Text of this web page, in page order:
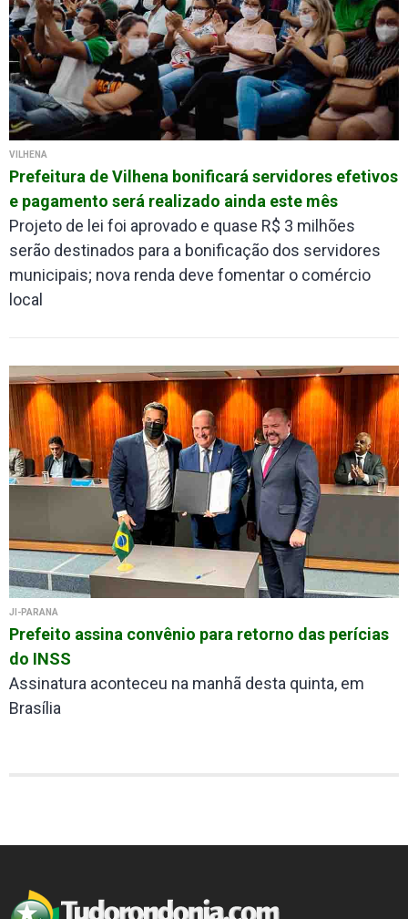
VILHENA
Prefeitura de Vilhena bonificará servidores efetivos
e pagamento será realizado ainda este mês
Projeto de lei foi aprovado e quase R$ 3 milhões
serão destinados para a bonificação dos servidores
municipais; nova renda deve fomentar o comércio
local
JI-PARANÁ
Prefeito assina convênio para retorno das perícias
do INSS
Assinatura aconteceu na manhã desta quinta, em
Brasília